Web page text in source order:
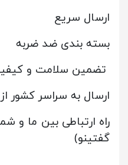
ارسال سریع
بسته بندی ضد ضربه
تضمین سلامت و
ارسال به سراسر کشور
راه ارتباطی بین ما و
گفتینو)